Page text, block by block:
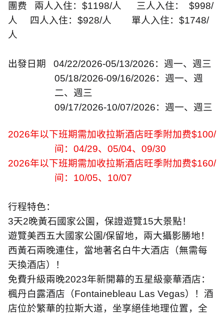
團费
兩人入住： $1198/人 三人入住：
$998/
人
四人入住： $928/人 單人入住： $1748/
人
出發日期 04/22/2026-05/13/2026：週一、週三
05/18/2026-09/16/2026：週一、週
二、週三
09/17/2026-10/07/2026：週一、週三
2026年以下班期需加收拉斯酒店旺季附加费$100/
间：04/29、05/04、09/30
2026年以下班期需加收拉斯酒店旺季附加费$160/
间： 10/05、 10/07
行程特色：
3天2晚黃石國家公園，保證遊覽15大景點！
遊覽美西五大國家公園/保留地，兩大攝影勝地！
西黃石兩晚連住，當地著名白牛大酒店（無需每
天換酒店）！
免費升級兩晚2023年新開幕的五星級豪華酒店：
楓丹白露酒店（Fontainebleau Las Vegas）！酒
店位於繁華的拉斯大道，坐享絕佳地理位置，全